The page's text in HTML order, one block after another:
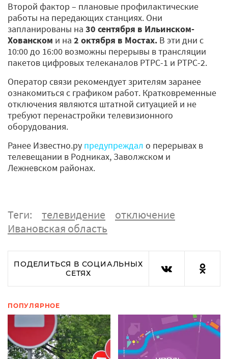
Второй фактор – плановые профилактические
работы на передающих станциях. Они
запланированы на 30 сентября в Ильинском-
Хованском и на 2 октября в Мостах. В эти дни с
10:00 до 16:00 возможны перерывы в трансляции
пакетов цифровых телеканалов РТРС-1 и РТРС-2.
Оператор связи рекомендует зрителям заранее
ознакомиться с графиком работ. Кратковременные
отключения являются штатной ситуацией и не
требуют перенастройки телевизионного
оборудования.
Ранее Известно.ру предупреждал о перерывах в
телевещании в Родниках, Заволжском и
Лежневском районах.
Теги: телевидение
отключение
Ивановская область
ПОДЕЛИТЬСЯ В СОЦИАЛЬНЫХ
СЕТЯХ
ПОПУЛЯРНОЕ